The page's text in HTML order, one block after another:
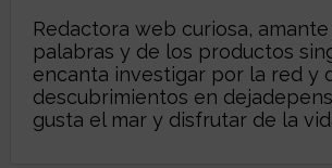
Redactora web curiosa,
palabras y de los productos
encanta investigar por la red y
descubrimientos en
gusta el mar y disfrutar de la